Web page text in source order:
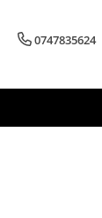
0747835624